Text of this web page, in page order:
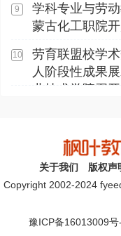
9
学科专业与劳
蒙古化工职院
10
劳育联盟校学
人阶段性成果
业技术学院召开
关于我们 版权声
Copyright 2002-2024
豫ICP备16013009号